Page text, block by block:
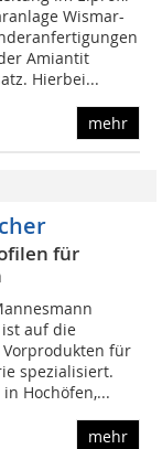
Wismar-
Amiantit
Hierbei...
mehr
für
ist auf die
für
spezialisiert.
Hochöfen,...
mehr